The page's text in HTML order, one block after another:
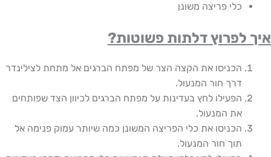
כלי פריצה משונן
לפרוץ דלתות פשוטות?
הכניסו את הקצה הצר של מפתח הברגים אל מתחת לצילינדר
דרך חור המנעול.
הפעילו לחץ בעדינות על מפתח הברגים לכיוון הצד שפותחים
את המנעול.
הכניסו את כלי הפריצה המשונן כמה שיותר עמוק פנימה אל
תוך חור המנעול.